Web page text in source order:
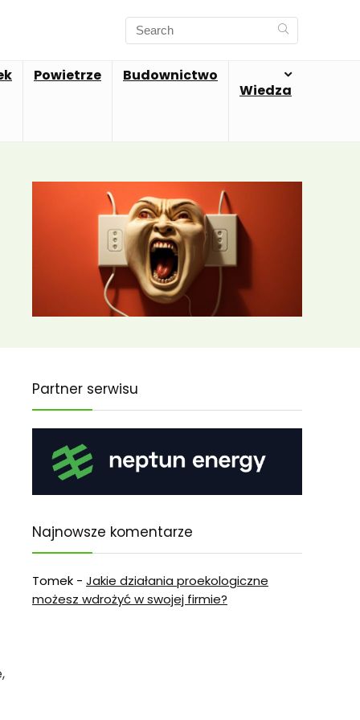
Powietrze
Budownictwo
Wiedza
Partner serwisu
Najnowsze komentarze
Tomek - Jakie działania proekologiczne
możesz wdrożyć w swojej firmie?